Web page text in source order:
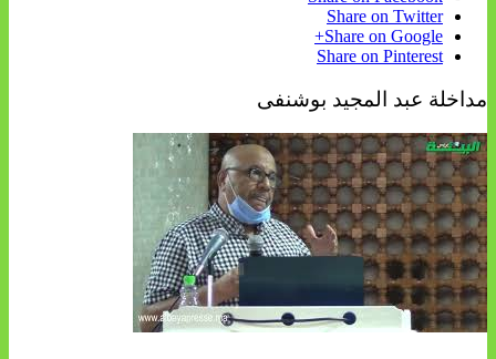
Share on Twitter
Share on Google+
Share on Pinterest
مداخلة عبد المجيد بوشنفى